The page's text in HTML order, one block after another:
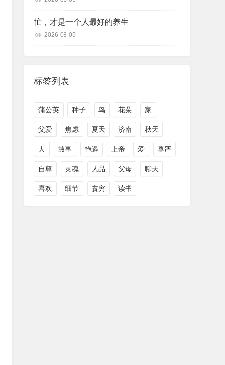
忙，才是一个人最好的养生
2026-08-05
标签列表
蒲公英 种子 鸟 花朵 家
父爱 焦虑 夏天 济南 秋天
人 故事 艳遇 上帝 爱 尊严
自尊 灵魂 人品 父母 聊天
喜欢 细节 贫穷 读书